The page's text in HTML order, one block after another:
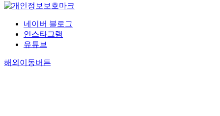
네이버 블로그
인스타그램
유튜브
해외이동버튼